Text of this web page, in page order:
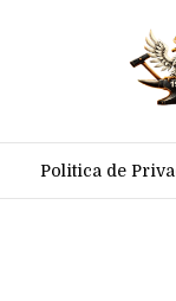
Politica de